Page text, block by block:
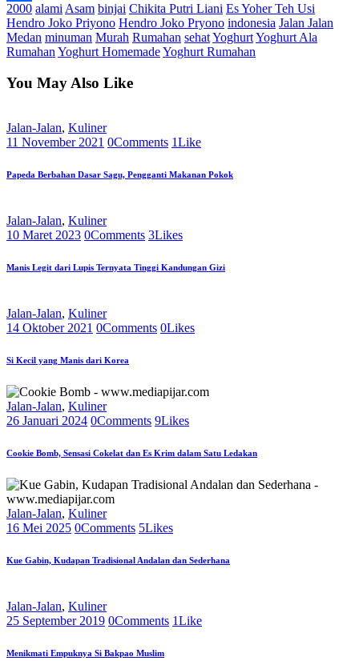
Share
2000 alami Asam binjai Chikita Putri Liani Es Yoher Teh Usi
Hendro Joko Priyono Hendro Joko Pryono indonesia Jalan Jalan
Medan minuman Murah Rumahan sehatYoghurtYoghurt Ala
Rumahan Yoghurt HomemadeYoghurt Rumahan
You May Also Like
Jalan-Jalan, Kuliner
11 November 2021 0Comments 1Like
Papeda Berbahan Dasar Sagu, Pengganti Makanan Pokok
Jalan-Jalan, Kuliner
10 Maret 2023 0Comments 3Likes
Manis Legit dari Lupis Ternyata Tinggi Kandungan Gizi
Jalan-Jalan, Kuliner
14 Oktober 2021 0Comments 0Likes
Si Kecil yang Manis dari Korea
Jalan-Jalan, Kuliner
26 Januari 2024 0Comments 9Likes
Cookie Bomb, Sensasi Cokelat dan Es Krim dalam Satu Ledakan
Jalan-Jalan, Kuliner
16 Mei 2025 0Comments 5Likes
Kue Gabin, Kudapan Tradisional Andalan dan Sederhana
Jalan-Jalan, Kuliner
25 September 2019 0Comments 1Like
Menikmati Empuknya Si Bakpao Muslim